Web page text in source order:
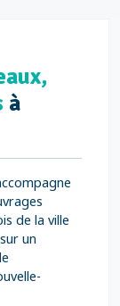
à
de la ville
un